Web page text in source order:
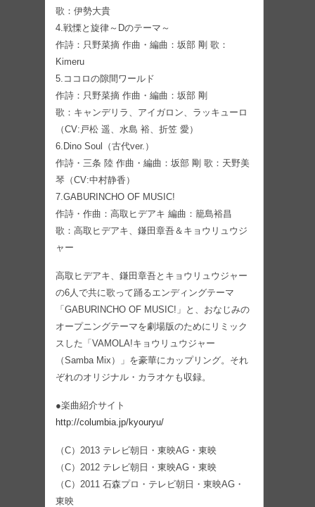
歌：伊勢大貴
4.戦慄と旋律～Dのテーマ～
作詩：只野菜摘 作曲・編曲：坂部 剛 歌：
Kimeru
5.ココロの隙間ワールド
作詩：只野菜摘 作曲・編曲：坂部 剛
歌：キャンデリラ、アイガロン、ラッキューロ
（CV:戸松 遥、水島 裕、折笠 愛）
6.Dino Soul（古代ver.）
作詩・三条 陸 作曲・編曲：坂部 剛 歌：天野美
琴（CV:中村静香）
7.GABURINCHO OF MUSIC!
作詩・作曲：高取ヒデアキ 編曲：籠島裕昌
歌：高取ヒデアキ、鎌田章吾＆キョウリュウジ
ャー
高取ヒデアキ、鎌田章吾とキョウリュウジャー
の6人で共に歌って踊るエンディングテーマ
「GABURINCHO OF MUSIC!」と、おなじみの
オープニングテーマを劇場版のためにリミック
スした「VAMOLA!キョウリュウジャー
（Samba Mix）」を豪華にカップリング。それ
ぞれのオリジナル・カラオケも収録。
●楽曲紹介サイト
http://columbia.jp/kyouryu/
（C）2013 テレビ朝日・東映AG・東映
（C）2012 テレビ朝日・東映AG・東映
（C）2011 石森プロ・テレビ朝日・東映AG・
東映